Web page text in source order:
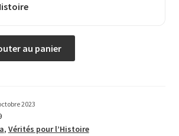
au panier
2023
, Vérités pour l’Histoire